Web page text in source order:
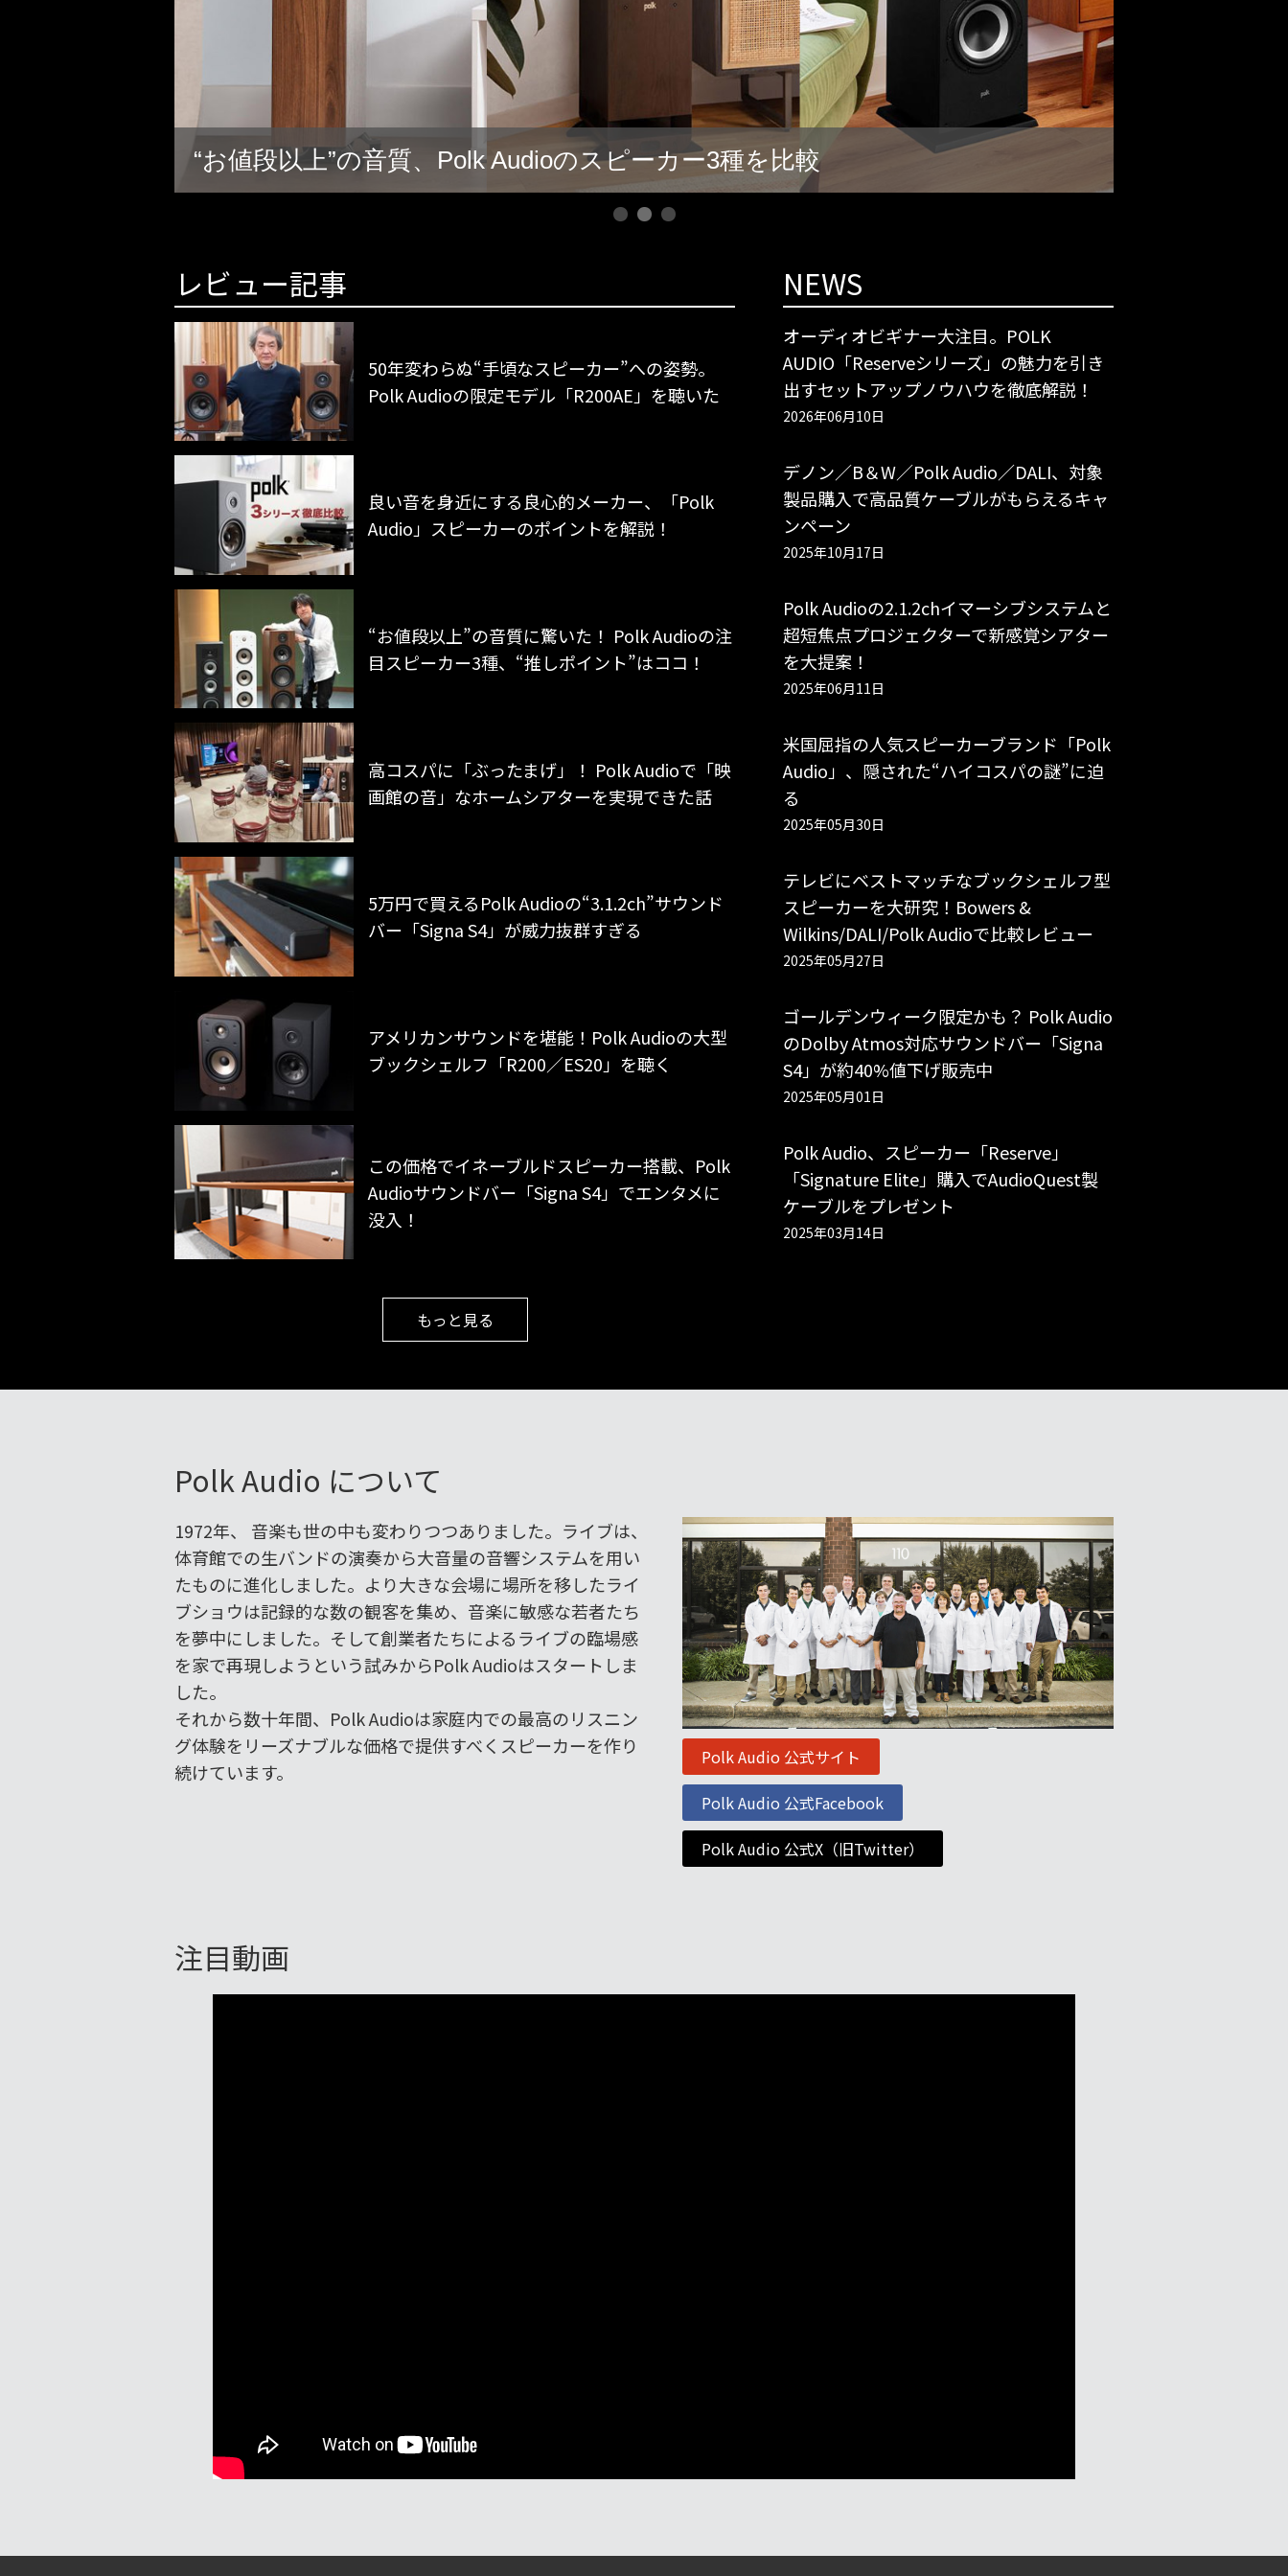
“お値段以上”の音質、Polk Audioのスピーカー3種を比較
レビュー記事
50年変わらぬ“手頃なスピーカー”への姿勢。
Polk Audioの限定モデル「R200AE」を聴いた
良い音を身近にする良心的メーカー、「Polk
Audio」スピーカーのポイントを解説！
“お値段以上”の音質に驚いた！ Polk Audioの注
目スピーカー3種、“推しポイント”はココ！
高コスパに「ぶったまげ」！ Polk Audioで「映
画館の音」なホームシアターを実現できた話
5万円で買えるPolk Audioの“3.1.2ch”サウンド
バー「Signa S4」が威力抜群すぎる
アメリカンサウンドを堪能！Polk Audioの大型
ブックシェルフ「R200／ES20」を聴く
この価格でイネーブルドスピーカー搭載、Polk
Audioサウンドバー「Signa S4」でエンタメに
没入！
もっと見る
NEWS
オーディオビギナー大注目。POLK
AUDIO「Reserveシリーズ」の魅力を引き
出すセットアップノウハウを徹底解説！
2026年06月10日
デノン／B＆W／Polk Audio／DALI、対象
製品購入で高品質ケーブルがもらえるキャ
ンペーン
2025年10月17日
Polk Audioの2.1.2chイマーシブシステムと
超短焦点プロジェクターで新感覚シアター
を大提案！
2025年06月11日
米国屈指の人気スピーカーブランド「Polk
Audio」、隠された“ハイコスパの謎”に迫
る
2025年05月30日
テレビにベストマッチなブックシェルフ型
スピーカーを大研究！Bowers &
Wilkins/DALI/Polk Audioで比較レビュー
2025年05月27日
ゴールデンウィーク限定かも？ Polk Audio
のDolby Atmos対応サウンドバー「Signa
S4」が約40%値下げ販売中
2025年05月01日
Polk Audio、スピーカー「Reserve」
「Signature Elite」購入でAudioQuest製
ケーブルをプレゼント
2025年03月14日
Polk Audio について
1972年、 音楽も世の中も変わりつつありました。ライブは、
体育館での生バンドの演奏から大音量の音響システムを用い
たものに進化しました。より大きな会場に場所を移したライ
ブショウは記録的な数の観客を集め、音楽に敏感な若者たち
を夢中にしました。そして創業者たちによるライブの臨場感
を家で再現しようという試みからPolk Audioはスタートしま
した。
それから数十年間、Polk Audioは家庭内での最高のリスニン
グ体験をリーズナブルな価格で提供すべくスピーカーを作り
続けています。
Polk Audio 公式サイト
Polk Audio 公式Facebook
Polk Audio 公式X（旧Twitter）
注目動画